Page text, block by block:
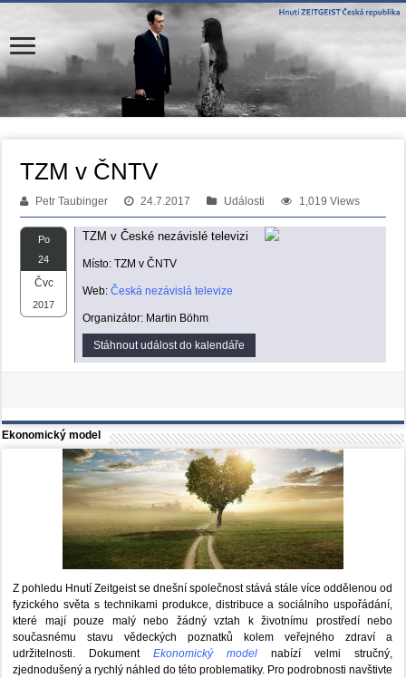
TZM v ČNTV
Petr Taubinger 24.7.2017 Události 1,019 Views
Po
24
Čvc
2017
TZM v České nezávislé televizi
Místo: TZM v ČNTV
Web:Česká nezávislá televize
Organizátor: Martin Böhm
Stáhnout událost do kalendáře
Ekonomický model
Z pohledu Hnutí Zeitgeist se dnešní společnost stává stále více oddělenou od
fyzického světa s technikami produkce, distribuce a sociálního uspořádání,
které mají pouze malý nebo žádný vztah k životnímu prostředí nebo
současnému stavu vědeckých poznatků kolem veřejného zdraví a
udržitelnosti. DokumentEkonomický model nabízí velmi stručný,
zjednodušený a rychlý náhled do této problematiky. Pro podrobnosti navštivte